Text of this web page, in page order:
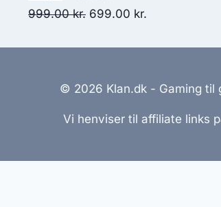
499.00 kr..
999.00kr. Original
699.00 kr.
© 2026 Klan.dk - Gaming til
Vi henviser til affiliate links